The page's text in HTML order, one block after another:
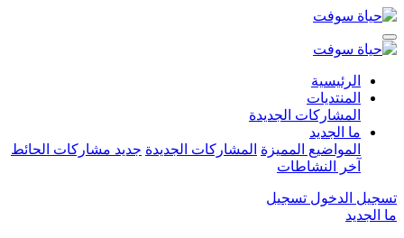
الرئيسية
المنتديات
المشاركات الجديدة
ما الجديد
المواضيع المميزة المشاركات الجديدة جديد مشاركات الحائط
آخر النشاطات
تسجيل الدخول تسجيل
ما الجديد